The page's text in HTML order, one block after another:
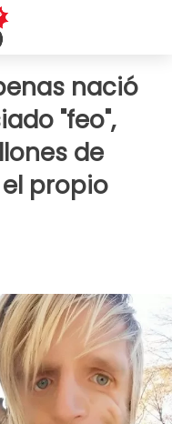
nació
"feo",
de
propio